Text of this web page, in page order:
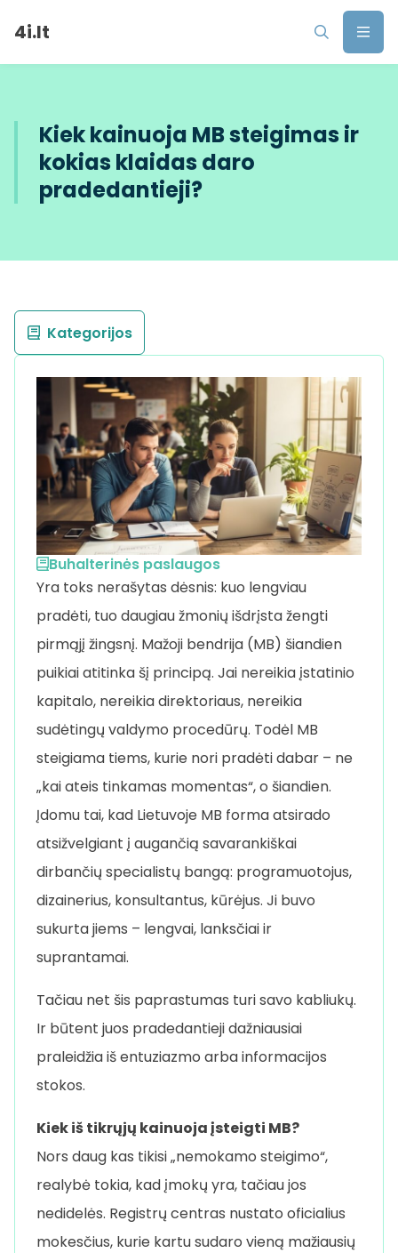
4i.lt
Kiek kainuoja MB steigimas ir
kokias klaidas daro
pradedantieji?
Buhalterinės paslaugos
Yra toks nerašytas dėsnis: kuo lengviau
pradėti, tuo daugiau žmonių išdrįsta žengti
pirmąjį žingsnį. Mažoji bendrija (MB) šiandien
puikiai atitinka šį principą. Jai nereikia įstatinio
kapitalo, nereikia direktoriaus, nereikia
sudėtingų valdymo procedūrų. Todėl MB
steigiama tiems, kurie nori pradėti dabar – ne
„kai ateis tinkamas momentas“, o šiandien.
Įdomu tai, kad Lietuvoje MB forma atsirado
atsižvelgiant į augančią savarankiškai
dirbančių specialistų bangą: programuotojus,
dizainerius, konsultantus, kūrėjus. Ji buvo
sukurta jiems – lengvai, lanksčiai ir
suprantamai.
Tačiau net šis paprastumas turi savo kabliukų.
Ir būtent juos pradedantieji dažniausiai
praleidžia iš entuziazmo arba informacijos
stokos.
Kiek iš tikrųjų kainuoja įsteigti MB?
Nors daug kas tikisi „nemokamo steigimo“,
realybė tokia, kad įmokų yra, tačiau jos
nedidelės. Registrų centras nustato oficialius
mokesčius, kurie kartu sudaro vieną mažiausių
Kategorijos